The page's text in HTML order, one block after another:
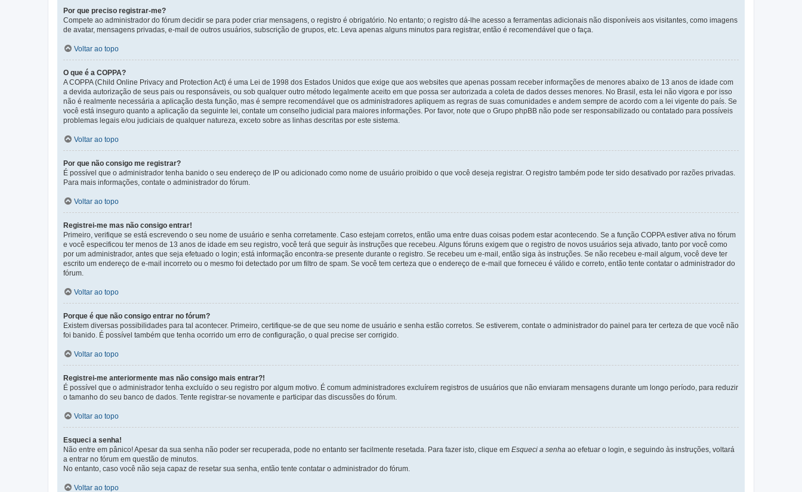
Por que preciso registrar-me?
Compete ao administrador do fórum decidir se para poder criar mensagens, o registro é obrigatório. No entanto; o registro dá-lhe acesso a ferramentas adicionais não disponíveis aos visitantes, como imagens
de avatar, mensagens privadas, e-mail de outros usuários, subscrição de grupos, etc. Leva apenas alguns minutos para registrar, então é recomendável que o faça.
Voltar ao topo
O que é a COPPA?
A COPPA (Child Online Privacy and Protection Act) é uma Lei de 1998 dos Estados Unidos que exige que aos websites que apenas possam receber informações de menores abaixo de 13 anos de idade com
a devida autorização de seus pais ou responsáveis, ou sob qualquer outro método legalmente aceito em que possa ser autorizada a coleta de dados desses menores. No Brasil, esta lei não vigora e por isso
não é realmente necessária a aplicação desta função, mas é sempre recomendável que os administradores apliquem as regras de suas comunidades e andem sempre de acordo com a lei vigente do país. Se
você está inseguro quanto a aplicação da seguinte lei, contate um conselho judicial para maiores informações. Por favor, note que o Grupo phpBB não pode ser responsabilizado ou contatado para possíveis
problemas legais e/ou judiciais de qualquer natureza, exceto sobre as linhas descritas por este sistema.
Voltar ao topo
Por que não consigo me registrar?
É possível que o administrador tenha banido o seu endereço de IP ou adicionado como nome de usuário proibido o que você deseja registrar. O registro também pode ter sido desativado por razões privadas.
Para mais informações, contate o administrador do fórum.
Voltar ao topo
Registrei-me mas não consigo entrar!
Primeiro, verifique se está escrevendo o seu nome de usuário e senha corretamente. Caso estejam corretos, então uma entre duas coisas podem estar acontecendo. Se a função COPPA estiver ativa no fórum
e você especificou ter menos de 13 anos de idade em seu registro, você terá que seguir às instruções que recebeu. Alguns fóruns exigem que o registro de novos usuários seja ativado, tanto por você como
por um administrador, antes que seja efetuado o login; está informação encontra-se presente durante o registro. Se recebeu um e-mail, então siga às instruções. Se não recebeu e-mail algum, você deve ter
escrito um endereço de e-mail incorreto ou o mesmo foi detectado por um filtro de spam. Se você tem certeza que o endereço de e-mail que forneceu é válido e correto, então tente contatar o administrador do
fórum.
Voltar ao topo
Porque é que não consigo entrar no fórum?
Existem diversas possibilidades para tal acontecer. Primeiro, certifique-se de que seu nome de usuário e senha estão corretos. Se estiverem, contate o administrador do painel para ter certeza de que você não
foi banido. É possível também que tenha ocorrido um erro de configuração, o qual precise ser corrigido.
Voltar ao topo
Registrei-me anteriormente mas não consigo mais entrar?!
É possível que o administrador tenha excluído o seu registro por algum motivo. É comum administradores excluírem registros de usuários que não enviaram mensagens durante um longo período, para reduzir
o tamanho do seu banco de dados. Tente registrar-se novamente e participar das discussões do fórum.
Voltar ao topo
Esqueci a senha!
Não entre em pânico! Apesar da sua senha não poder ser recuperada, pode no entanto ser facilmente resetada. Para fazer isto, clique em Esqueci a senha ao efetuar o login, e seguindo às instruções, voltará
a entrar no fórum em questão de minutos.
No entanto, caso você não seja capaz de resetar sua senha, então tente contatar o administrador do fórum.
Voltar ao topo